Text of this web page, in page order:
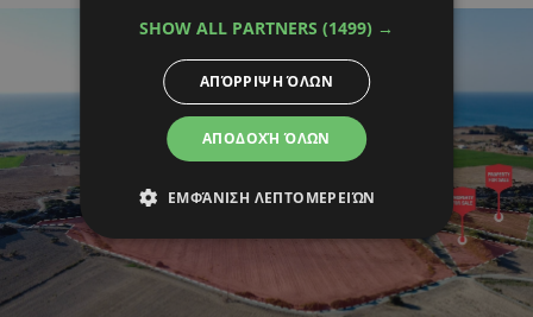
SHOW ALL PARTNERS (1499) →
ΑΠΟΔΟΧΉ ΌΛΩΝ
ΑΠΌΡΡΙΨΗ ΌΛΩΝ
ΕΜΦΆΝΙΣΗ ΛΕΠΤΟΜΕΡΕΙΏΝ